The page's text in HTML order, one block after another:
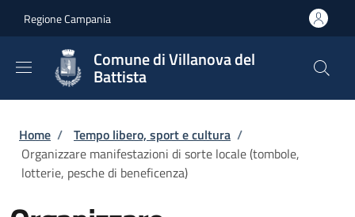
Regione Campania
Comune di Villanova del
Battista
Briciole di pane
Home / Tempo libero, sport e cultura /
Organizzare manifestazioni di sorte locale (tombole,
lotterie, pesche di beneficenza)